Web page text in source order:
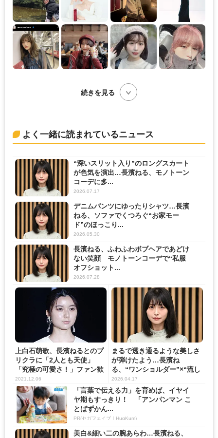
続きを見る
よく一緒に読まれているニュース
“深いスリット入り”のロングスカート
が色気を演出…長濱ねる、モノトーン
コーデに多...
2026.07.17
デニムパンツにゆったりシャツ…長濱
ねる、ソファでくつろぐ“お家モー
ド”のほっこり...
2026.05.30
長濱ねる、ふわふわボブヘアであどけ
ない笑顔 モノトーンコーデで“私服
オフショット...
2026.07.28
上白石萌歌、長濱ねるとのプ
リクラに「2人とも天使」
「究極の可愛さ！」ファン歓
喜
2021.12.06
まるで透き通るような美しさ
が弾けたよう…長濱ね
る、“ワンショルダー”×“流し
目”...
2026.04.17
「言葉で伝える力」を育めば、イヤイ
ヤ期もすっきり！ 「アンパンマン こ
とばずかん...
PR(セガフェイブ｜HugKum)
美白&細い二の腕あらわ…長濱ねる、